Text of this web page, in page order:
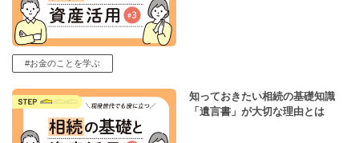
#お金のことを学ぶ
知っておきたい相続の基礎知識
「遺言書」が大切な理由とは